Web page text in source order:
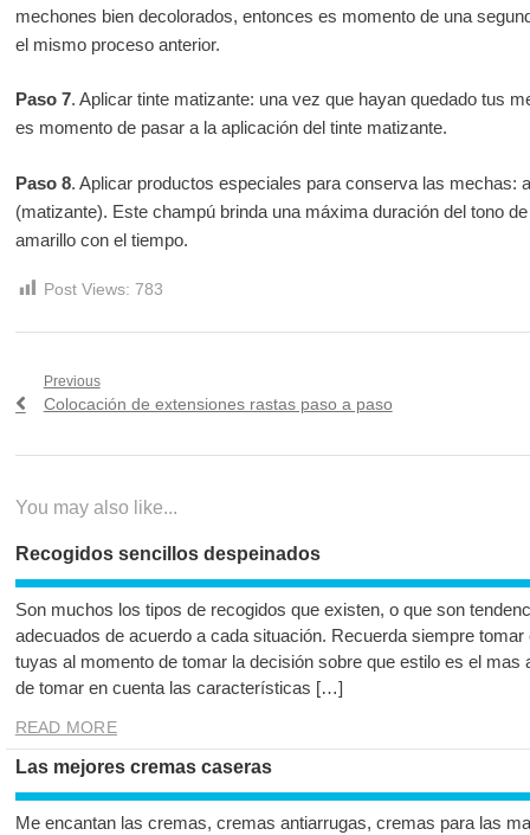
mechones bien decolorados, entonces es momento de una
el mismo proceso anterior.
Paso 7. Aplicar tinte matizante: una vez que hayan quedado tus
es momento de pasar a la aplicación del tinte matizante.
Paso 8. Aplicar productos especiales para conserva las mechas:
(matizante). Este champú brinda una máxima duración del tono
amarillo con el tiempo.
Post Views: 783
Navegación
Previous
Previous
Colocación de extensiones rastas paso a paso
You may also like...
Recogidos sencillos despeinados
Son muchos los tipos de recogidos que existen, o que son
adecuados de acuerdo a cada situación. Recuerda siempre
tuyas al momento de tomar la decisión sobre que estilo es el mas
de tomar en cuenta las características […]
READ MORE
Las mejores cremas caseras
Me encantan las cremas, cremas antiarrugas, cremas para las